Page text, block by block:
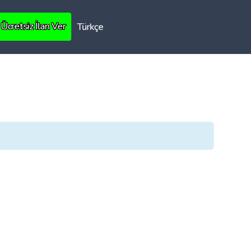
Ücretsiz İlan Ver Türkçe